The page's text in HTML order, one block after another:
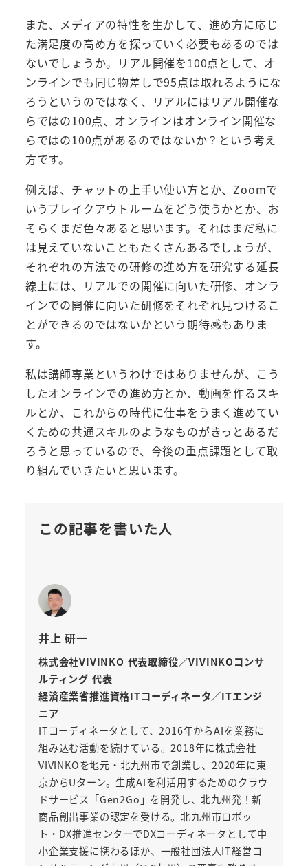
また、メディアの特性を生かして、進め方に応じ
た満足度の高め方を探っていく必要もあるのでは
ないでしょうか。リアル開催を100点として、オ
ンラインでも同じ物差しで95点は取れるようにな
ろうというのではなく、リアルにはリアル開催な
らではの100点、オンラインはオンライン開催な
らではの100点があるのではないか？という考え
方です。
例えば、チャットの上手い使い方とか、Zoomで
いうブレイクアウトルームをどう使うかとか、お
そらくまだ色々あると思います。それはまだ私に
は見えていないこともたくさんあるでしょうが、
それぞれの方法での研修の進め方を研究する延長
線上には、リアルでの開催に向いた研修、オンラ
インでの開催に向いた研修をそれぞれ見つけるこ
とができるのではないかという期待感もありま
す。
私は講師専業というわけではありませんが、こう
したオンラインでの進め方とか、動画を作るスキ
ルとか、これからの時代に仕事をうまく進めてい
くための共通スキルのようなものがきっとあるだ
ろうと思っているので、今後の重点課題として取
り組んでいきたいと思います。
この記事を書いた人
井上 研一
株式会社VIVINKO 代表取締役／VIVINKOコンサ
ルティング 代表
経済産業省推進資格ITコーディネータ／ITエンジ
ニア
ITコーディネータとして、2016年からAIを業務に
組み込む活動を続けている。2018年に株式会社
VIVINKOを地元・北九州市で創業し、2020年に東
京からUターン。生成AIを利活用するためのクラウ
ドサービス「Gen2Go」を開発し、北九州発！新
商品創出事業の認定を受ける。北九州市ロボッ
ト・DX推進センターでDXコーディネータとして中
小企業支援に携わるほか、一般社団法人IT経営コ